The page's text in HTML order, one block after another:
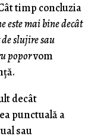
timp concluzia
este mai bine decât
slujire sau
poporvom
decât
punctuală a
sau